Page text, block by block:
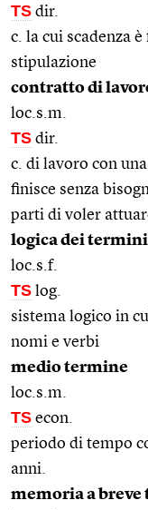
TS dir.
c. la cui scadenza
stipulazione
contratto di
loc.s.m.
TS dir.
c. di lavoro con
finisce senza
parti di voler
logica dei termini
loc.s.f.
TS log.
sistema logico in
nomi e verbi
medio termine
loc.s.m.
TS econ.
periodo di tempo
anni.
memoria a breve